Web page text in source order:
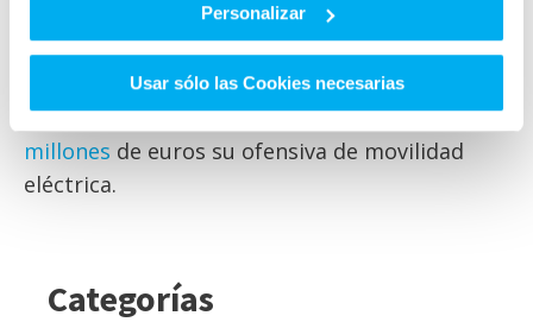
Personalizar
Usar sólo las Cookies necesarias
ofrecerá una versión electrificada de
toda su gama. Prevé tener más de 50 variantes
de vehículos con esta tecnología,diez de ellos
100% eléctricos.Mercedes-Benz cifra en 11.000
millones de euros su ofensiva de movilidad
eléctrica.
Categorías